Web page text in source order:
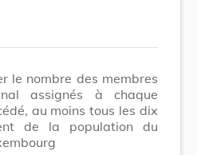
le nombre des membres
assignés à chaque
au moins tous les dix
de la population du